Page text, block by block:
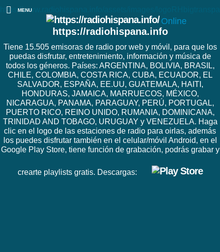
https://www.radiohispana.info/assets/images/
Online
https://radiohispana.info
Tiene 15.505 emisoras de radio por web y móvil, para que los
puedas disfrutar, entretenimiento, información y música de
todos los géneros. Países: ARGENTINA, BOLIVIA, BRASIL,
CHILE, COLOMBIA, COSTA RICA, CUBA, ECUADOR, EL
SALVADOR, ESPAÑA, EE.UU, GUATEMALA, HAITI,
HONDURAS, JAMAICA, MARRUECOS, MÉXICO,
NICARAGUA, PANAMA, PARAGUAY, PERÚ, PORTUGAL,
PUERTO RICO, REINO UNIDO, RUMANIA, DOMINICANA,
TRINIDAD AND TOBAGO, URUGUAY y VENEZUELA. Haga
clic en el logo de las estaciones de radio para oirlas, además
los puedes disfrutar también en el celular/móvil Android, en el
Google Play Store, tiene función de grabación, podrás grabar y
crearte playlists gratis. Descargas:
MENU